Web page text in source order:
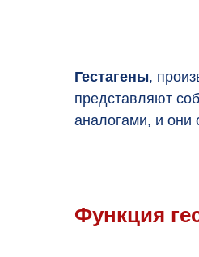
Гестагены,
представляют
аналогами, и они
Функция